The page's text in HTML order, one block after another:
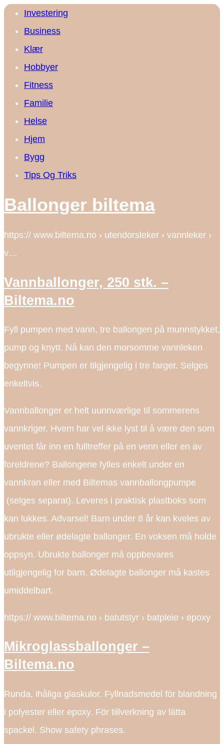
Investering
Business
Klær
Hobbyer
Fitness
Familie
Helse
Hjem
Bygg
Tips Og Triks
Ballonger biltema
https:// www.biltema.no › utendorsleker › vannleker ›
v…
Vannballonger, 250 stk. –
Biltema.no
Fyll pumpen med vann, tre ballongen på munnstykket,
pump og knytt. Nå kan den morsomme vannleken
begynne! Pumpen er tilgjengelig i tre farger. Selges
enkeltvis.
Vannballonger er helt uunnværlige til sommerens
vannkriger. Hvem har vel ikke lyst til å være den som
uventet får inn en fulltreffer på en venn eller en av
foreldrene? Ballongene fylles enkelt under en
vannkran eller med Biltemas vannballongpumpe
(selges separat). Leveres i praktisk plastboks som
kan lukkes. Advarsel! Barn under 8 år kan kveles av
ubrukte eller ødelagte ballonger. En voksen må holde
oppsyn. Ubrukte ballonger må oppbevares
utilgjengelig for barn. Ødelagte ballonger må kastes
umiddelbart.
https:// www.biltema.no › batutstyr › batpleie › epoxy
Mikroglassballonger –
Biltema.no
Runda, ihåliga glaskulor. Fyllnadsmedel för blandning
i polyester eller epoxy. För tillverkning av lätta
spackel. Show safety phrases.